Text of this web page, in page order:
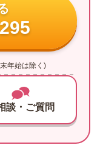
年始は除く)
談・ご質問